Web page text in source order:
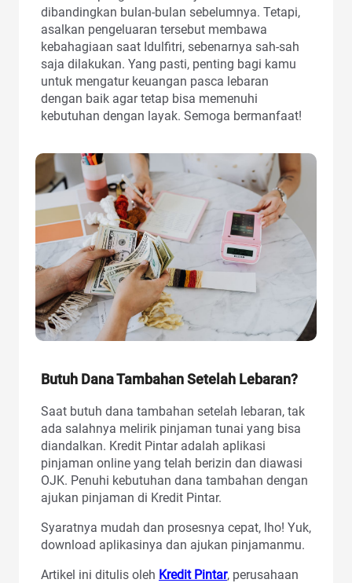
dibandingkan bulan-bulan sebelumnya. Tetapi,
asalkan pengeluaran tersebut membawa
kebahagiaan saat Idulfitri, sebenarnya sah-sah
saja dilakukan. Yang pasti, penting bagi kamu
untuk mengatur keuangan pasca lebaran
dengan baik agar tetap bisa memenuhi
kebutuhan dengan layak. Semoga bermanfaat!
Butuh Dana Tambahan Setelah Lebaran?
Saat butuh dana tambahan setelah lebaran, tak
ada salahnya melirik pinjaman tunai yang bisa
diandalkan. Kredit Pintar adalah aplikasi
pinjaman online yang telah berizin dan diawasi
OJK. Penuhi kebutuhan dana tambahan dengan
ajukan pinjaman di Kredit Pintar.
Syaratnya mudah dan prosesnya cepat, lho! Yuk,
download aplikasinya dan ajukan pinjamanmu.
Artikel ini ditulis oleh Kredit Pintar, perusahaan